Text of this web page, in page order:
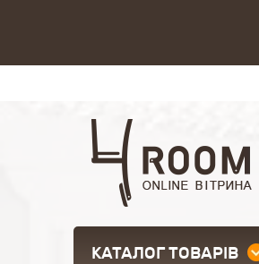
КАТАЛОГ ТОВАРІВ